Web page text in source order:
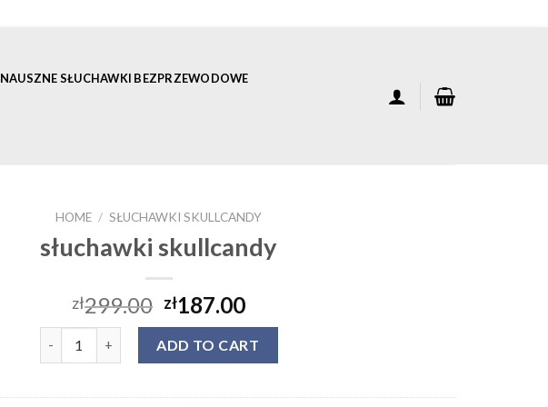
NAUSZNE SŁUCHAWKI BEZPRZEWODOWE
HOME / SŁUCHAWKI SKULLCANDY
słuchawki skullcandy
zł299.00 zł187.00
ADD TO CART